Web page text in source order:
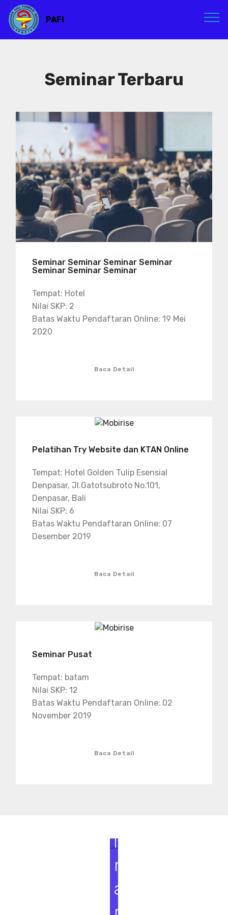
PAFI
Seminar Terbaru
Seminar Seminar Seminar Seminar
Seminar Seminar Seminar
Tempat: Hotel
Nilai SKP: 2
Batas Waktu Pendaftaran Online: 19 Mei
2020
Baca Detail
Pelatihan Try Website dan KTAN Online
Tempat: Hotel Golden Tulip Esensial
Denpasar, Jl.Gatotsubroto No.101,
Denpasar, Bali
Nilai SKP: 6
Batas Waktu Pendaftaran Online: 07
Desember 2019
Baca Detail
Seminar Pusat
Tempat: batam
Nilai SKP: 12
Batas Waktu Pendaftaran Online: 02
November 2019
Baca Detail
i
n
a